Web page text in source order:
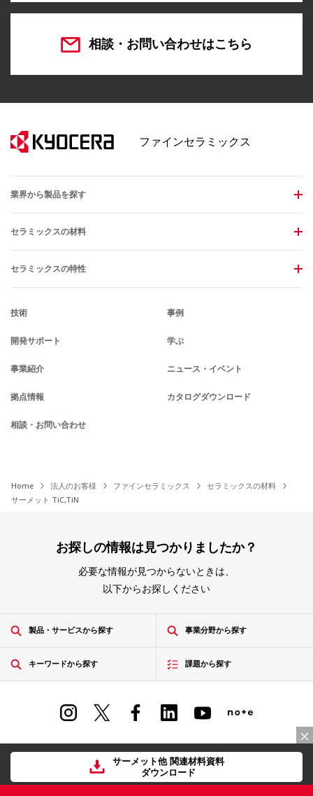
サーメット他 関連材料資料
ダウンロード
相談・お問い合わせはこちら
ファインセラミックス
業界から製品を探す
セラミックスの材料
セラミックスの特性
技術 事例
開発サポート 学ぶ
事業紹介 ニュース・イベント
拠点情報 カタログダウンロード
相談・お問い合わせ
Home 法人のお客様 ファインセラミックス
セラミックスの材料
サーメット TiC,TiN
お探しの情報は見つかりましたか？
必要な情報が見つからないときは、
以下からお探しください
製品・サービスから探す 事業分野から探す
キーワードから探す 課題から探す
ご利用規約 プライバシー サイトマップ
© KYOCERA Corporation